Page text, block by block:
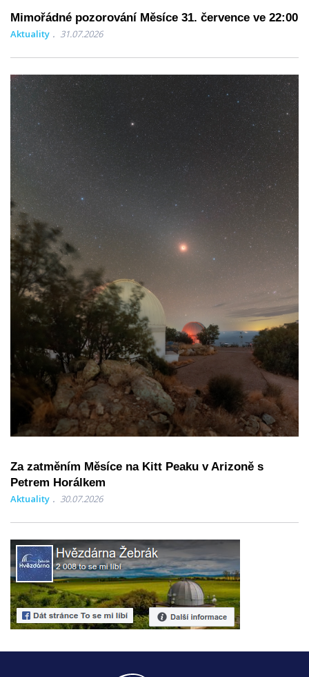
Mimořádné pozorování Měsíce 31. července ve 22:00
Aktuality 31.07.2026
Za zatměním Měsíce na Kitt Peaku v Arizoně s
Petrem Horálkem
Aktuality 30.07.2026